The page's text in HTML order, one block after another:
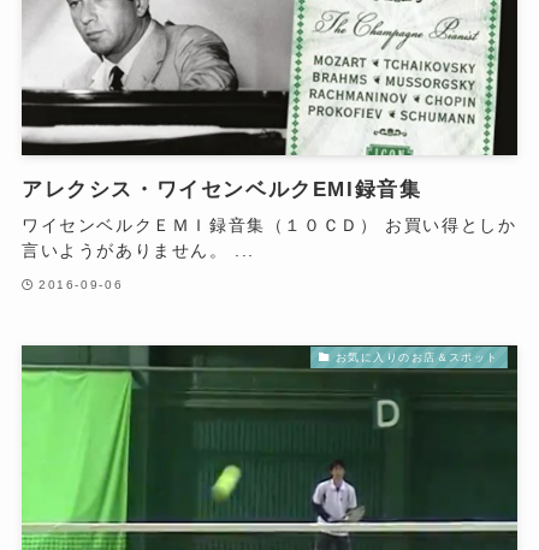
アレクシス・ワイセンベルクEMI録音集
ワイセンベルクＥＭＩ録音集（１０ＣＤ） お買い得としか
言いようがありません。 ...
2016-09-06
お気に入りのお店＆スポット